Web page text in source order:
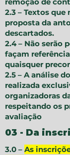
remoção de
2.3 – Textos
proposta da
descartados.
2.4 – Não serão
façam
quaisquer
2.5 – A análise
realizada
organizadoras
respeitando os
avaliação
03 - Da
3.0 – As